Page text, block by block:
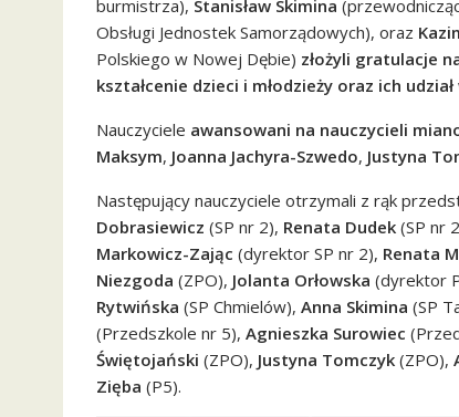
burmistrza), Stanisław Skimina
Obsługi Jednostek Samorządowych), oraz
Polskiego w Nowej Dębie) złożyli gratulacje
kształcenie dzieci i młodzieży oraz ich
Nauczyciele awansowani na nauczycieli
Maksym, Joanna Jachyra-Szwedo, Justyna
Następujący nauczyciele otrzymali z rąk
Dobrasiewicz (SP nr 2), Renata Dudek (SP nr
Markowicz-Zając (dyrektor SP nr 2), Renata
Niezgoda (ZPO), Jolanta Orłowska (dyrektor
Rytwińska (SP Chmielów), Anna Skimina (SP
(Przedszkole nr 5), Agnieszka Surowiec
Świętojański (ZPO), Justyna Tomczyk (ZPO),
Zięba (P5).